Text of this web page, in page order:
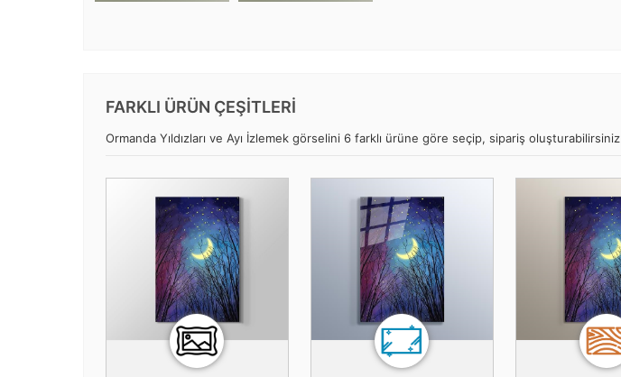
FARKLI ÜRÜN ÇEŞİTLERİ
Ormanda Yıldızları ve Ayı İzlemek görselini 6 farklı ürüne göre seçip, sipariş oluşturabilirsiniz